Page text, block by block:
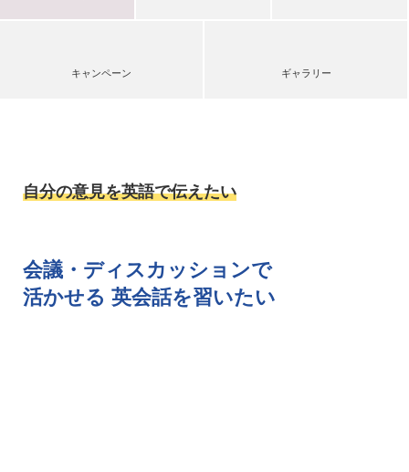
キャンペーン ギャラリー
自分の意見を英語で伝えたい
会議・ディスカッションで
活かせる 英会話を習いたい